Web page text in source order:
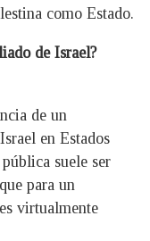
como Estado.
de Israel?
de un
en Estados
suele ser
para un
virtualmente